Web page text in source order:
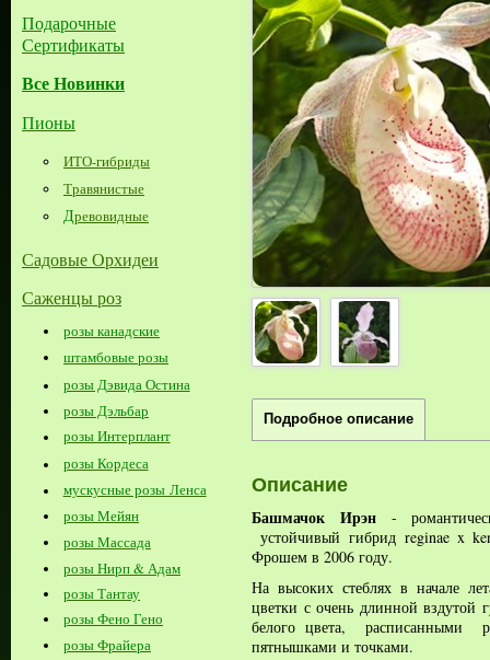
Подарочные
Сертификаты
Все Новинки
Пионы
ИТО-гибриды
Травянистые
Древовидные
Садовые Орхидеи
Саженцы роз
розы канадские
штамбовые розы
розы Дэвида Остина
розы Дэльбар
розы Интерплант
розы Кордеса
мускусные розы Ленса
розы Мейян
розы Массада
розы Нирп & Адам
розы Тантау
розы Фено Гено
розы Фрайера
Подробное описание
Описание
Башмачок Ирэн-
устойчивый гибрид reginae x
Фрошем в 2006 году.
На высоких стеблях в начале
цветки с очень длинной вздутой
белого цвета, расписанными
пятнышками и точками.